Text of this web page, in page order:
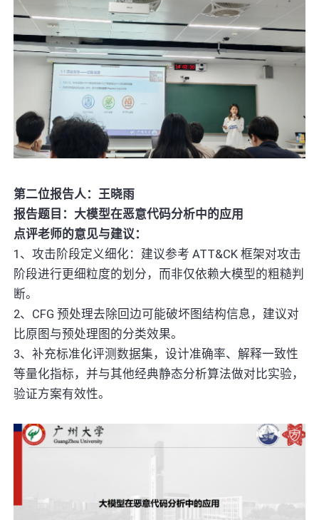
第二位报告人：王晓雨
报告题目：大模型在恶意代码分析中的应用
点评老师的意见与建议：
1、攻击阶段定义细化：建议参考 ATT&CK 框架对攻击
阶段进行更细粒度的划分，而非仅依赖大模型的粗糙判
断。
2、CFG 预处理去除回边可能破坏图结构信息，建议对
比原图与预处理图的分类效果。
3、补充标准化评测数据集，设计准确率、解释一致性
等量化指标，并与其他经典静态分析算法做对比实验，
验证方案有效性。